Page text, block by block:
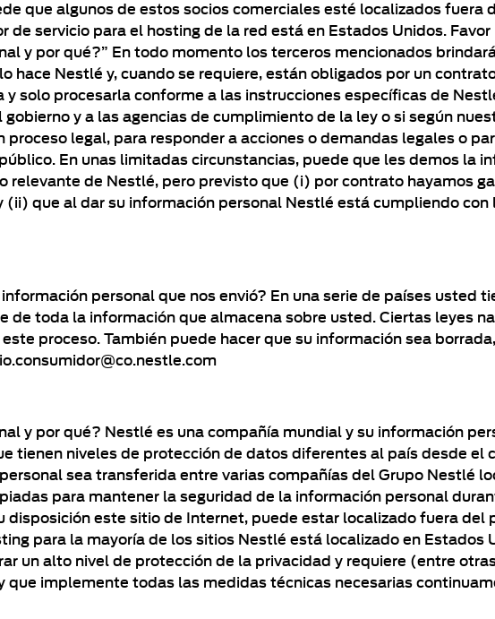
que algunos de estos socios comerciales esté localizados fuera
servicio para el hosting de la red está en Estados Unidos.
y por qué?” En todo momento los terceros mencionados
hace Nestlé y, cuando se requiere, están obligados por un
solo procesarla conforme a las instrucciones específicas de
y a las agencias de cumplimiento de la ley o si según
legal, para responder a acciones o demandas legales o
En unas limitadas circunstancias, puede que les demos la
relevante de Nestlé, pero previsto que (i) por contrato hayamos
que al dar su información personal Nestlé está cumpliendo con
personal que nos envió? En una serie de países usted
toda la información que almacena sobre usted. Ciertas leyes
proceso. También puede hacer que su información sea
y por qué? Nestlé es una compañía mundial y su información
tienen niveles de protección de datos diferentes al país desde el
sea transferida entre varias compañías del Grupo Nestlé
para mantener la seguridad de la información personal
disposición este sitio de Internet, puede estar localizado fuera del
para la mayoría de los sitios Nestlé está localizado en Estados
un alto nivel de protección de la privacidad y requiere (entre
implemente todas las medidas técnicas necesarias